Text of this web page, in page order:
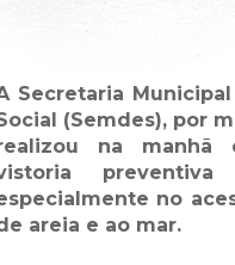
Secretaria
(Semdes), por
na manhã
no
areia e ao mar.